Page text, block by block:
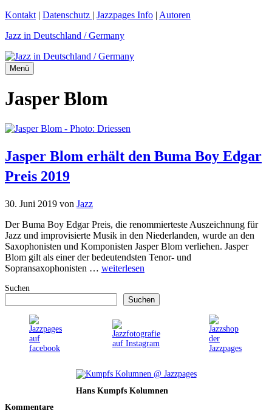
Zum
springen
Kontakt | Datenschutz | Jazzpages Info | Autoren
Jazz in Deutschland / Germany
Menü
Jasper Blom
Jasper Blom erhält den Buma Boy Edgar
Preis 2019
30. Juni 2019 von Jazz
Der Buma Boy Edgar Preis, die renommierteste Auszeichnung für
Jazz und improvisierte Musik in den Niederlanden, wurde an den
Saxophonisten und Komponisten Jasper Blom verliehen. Jasper
Blom gilt als einer der bedeutendsten Tenor- und
Sopransaxophonisten … weiterlesen
Suchen
Suchen
Hans Kumpfs Kolumnen
Kommentare